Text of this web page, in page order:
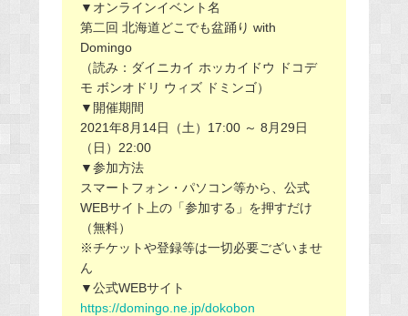
▼オンラインイベント名
第二回 北海道どこでも盆踊り with
Domingo
（読み：ダイニカイ ホッカイドウ ドコデ
モ ボンオドリ ウィズ ドミンゴ）
▼開催期間
2021年8月14日（土）17:00 ～ 8月29日
（日）22:00
▼参加方法
スマートフォン・パソコン等から、公式
WEBサイト上の「参加する」を押すだけ
（無料）
※チケットや登録等は一切必要ございませ
ん
▼公式WEBサイト
https://domingo.ne.jp/dokobon